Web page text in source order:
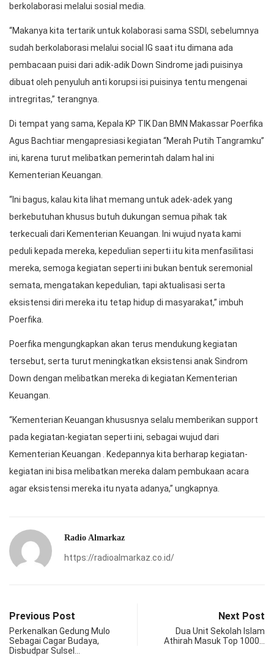
berkolaborasi melalui sosial media.
“Makanya kita tertarik untuk kolaborasi sama SSDI, sebelumnya
sudah berkolaborasi melalui social IG saat itu dimana ada
pembacaan puisi dari adik-adik Down Sindrome jadi puisinya
dibuat oleh penyuluh anti korupsi isi puisinya tentu mengenai
intregritas,” terangnya.
Di tempat yang sama, Kepala KP TIK Dan BMN Makassar Poerfika
Agus Bachtiar mengapresiasi kegiatan “Merah Putih Tangramku”
ini, karena turut melibatkan pemerintah dalam hal ini
Kementerian Keuangan.
“Ini bagus, kalau kita lihat memang untuk adek-adek yang
berkebutuhan khusus butuh dukungan semua pihak tak
terkecuali dari Kementerian Keuangan. Ini wujud nyata kami
peduli kepada mereka, kepedulian seperti itu kita menfasilitasi
mereka, semoga kegiatan seperti ini bukan bentuk seremonial
semata, mengatakan kepedulian, tapi aktualisasi serta
eksistensi diri mereka itu tetap hidup di masyarakat,” imbuh
Poerfika.
Poerfika mengungkapkan akan terus mendukung kegiatan
tersebut, serta turut meningkatkan eksistensi anak Sindrom
Down dengan melibatkan mereka di kegiatan Kementerian
Keuangan.
“Kementerian Keuangan khususnya selalu memberikan support
pada kegiatan-kegiatan seperti ini, sebagai wujud dari
Kementerian Keuangan . Kedepannya kita berharap kegiatan-
kegiatan ini bisa melibatkan mereka dalam pembukaan acara
agar eksistensi mereka itu nyata adanya,” ungkapnya.
Radio Almarkaz
https://radioalmarkaz.co.id/
Previous Post
Perkenalkan Gedung Mulo
Sebagai Cagar Budaya,
Disbudpar Sulsel…
Next Post
Dua Unit Sekolah Islam
Athirah Masuk Top 1000…